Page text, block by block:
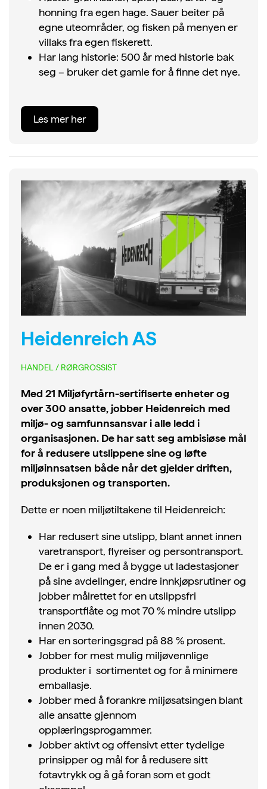
honning fra egen hage. Sauer beiter på
egne uteområder, og fisken på menyen er
villaks fra egen fiskerett.
Har lang historie: 500 år med historie bak
seg – bruker det gamle for å finne det nye.
Les mer her
Heidenreich AS
HANDEL / RØRGROSSIST
Med 21 Miljøfyrtårn-sertifiserte enheter og
over 300 ansatte, jobber Heidenreich med
miljø- og samfunnsansvar i alle ledd i
organisasjonen. De har satt seg ambisiøse mål
for å redusere utslippene sine og løfte
miljøinnsatsen både når det gjelder driften,
produksjonen og transporten.
Dette er noen miljøtiltakene til Heidenreich:
Har redusert sine utslipp, blant annet innen
varetransport, flyreiser og persontransport.
De er i gang med å bygge ut ladestasjoner
på sine avdelinger, endre innkjøpsrutiner og
jobber målrettet for en utslippsfri
transportflåte og mot 70 % mindre utslipp
innen 2030.
Har en sorteringsgrad på 88 % prosent.
Jobber for mest mulig miljøvennlige
produkter i sortimentet og for å minimere
emballasje.
Jobber med å forankre miljøsatsingen blant
alle ansatte gjennom
opplæringsprogammer.
Jobber aktivt og offensivt etter tydelige
prinsipper og mål for å redusere sitt
fotavtrykk og å gå foran som et godt